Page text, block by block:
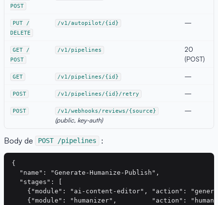
POST
PUT /
DELETE
/v1/autopilot/{id} —
GET /
POST
/v1/pipelines
20
(POST)
GET /v1/pipelines/{id} —
POST /v1/pipelines/{id}/retry —
POST /v1/webhooks/reviews/{source}
(public, key-auth)
—
Body de POST /pipelines :
{
  "name": "Generate-Humanize-Publish",
  "stages": [
{"module": "ai-content-editor", "action":
{"module": "humanizer",         "action":